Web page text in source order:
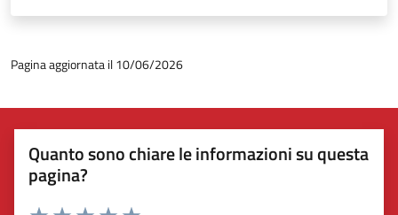
Pagina aggiornata il 10/06/2026
Quanto sono chiare le informazioni su questa
pagina?